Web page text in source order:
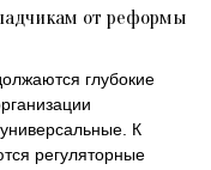
от реформы
глубокие
К
регуляторные